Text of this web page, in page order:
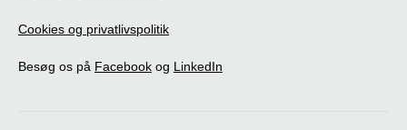
Cookies og privatlivspolitik
Besøg os på Facebook og LinkedIn